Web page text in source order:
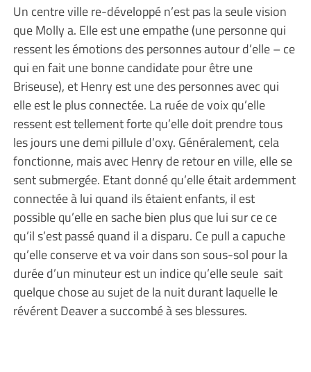
Un centre ville re-développé n’est pas la seule vision
que Molly a. Elle est une empathe (une personne qui
ressent les émotions des personnes autour d’elle – ce
qui en fait une bonne candidate pour être une
Briseuse), et Henry est une des personnes avec qui
elle est le plus connectée. La ruée de voix qu’elle
ressent est tellement forte qu’elle doit prendre tous
les jours une demi pillule d’oxy. Généralement, cela
fonctionne, mais avec Henry de retour en ville, elle se
sent submergée. Etant donné qu’elle était ardemment
connectée à lui quand ils étaient enfants, il est
possible qu’elle en sache bien plus que lui sur ce ce
qu’il s’est passé quand il a disparu. Ce pull a capuche
qu’elle conserve et va voir dans son sous-sol pour la
durée d’un minuteur est un indice qu’elle seule sait
quelque chose au sujet de la nuit durant laquelle le
révérent Deaver a succombé à ses blessures.